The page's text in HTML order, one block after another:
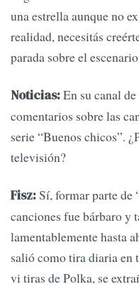
una estrella aunque no
realidad, necesitás
parada sobre el
Noticias:En su canal
comentarios sobre las
serie “Buenos chicos”.
televisión?
Fisz:Sí, formar parte de
canciones fue bárbaro y
lamentablemente hasta
salió como tira diaria en
vi tiras de Polka, se